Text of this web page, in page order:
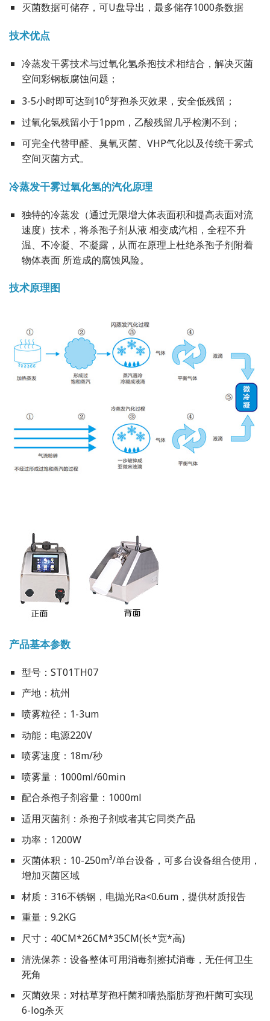
灭菌数据可储存，可U盘导出，最多储存1000条数据
技术优点
冷蒸发干雾技术与过氧化氢杀孢技术相结合，解决灭菌
空间彩钢板腐蚀问题；
3-5小时即可达到106芽孢杀灭效果，安全低残留；
过氧化氢残留小于1ppm，乙酸残留几乎检测不到；
可完全代替甲醛、臭氧灭菌、VHP气化以及传统干雾式
空间灭菌方式。
冷蒸发干雾过氧化氢的汽化原理
独特的冷蒸发（通过无限增大体表面积和提高表面对流
速度）技术，将杀孢子剂从液 相变成汽相，全程不升
温、不冷凝、不凝露，从而在原理上杜绝杀孢子剂附着
物体表面 所造成的腐蚀风险。
技术原理图
产品基本参数
型号：ST01TH07
产地：杭州
喷雾粒径：1-3um
动能：电源220V
喷雾速度：18m/秒
喷雾量：1000ml/60min
配合杀孢子剂容量：1000ml
适用灭菌剂：杀孢子剂或者其它同类产品
功率：1200W
灭菌体积：10-250m³/单台设备，可多台设备组合使用，
增加灭菌区域
材质：316不锈钢，电抛光Ra<0.6um，提供材质报告
重量：9.2KG
尺寸：40CM*26CM*35CM(长*宽*高)
清洗保养：设备整体可用消毒剂擦拭消毒，无任何卫生
死角
灭菌效果：对枯草芽孢杆菌和嗜热脂肪芽孢杆菌可实现
6-log杀灭